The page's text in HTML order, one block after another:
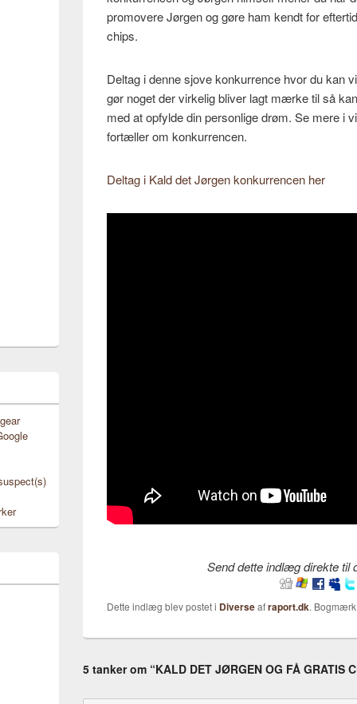
promovere Jørgen og gøre ham kendt for
chips.
Deltag i denne sjove konkurrence hvor du kan
gør noget der virkelig bliver lagt mærke til så
med at opfylde din personlige drøm. Se mere i
fortæller om konkurrencen.
Deltag i Kald det Jørgen konkurrencen her
Send dette indlæg direkte til
Dette indlæg blev postet i Diverseafraport.dk.
5 tanker om “KALD DET JØRGEN OG FÅ GRATIS